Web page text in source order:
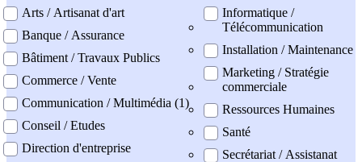
Arts / Artisanat d'art
Banque / Assurance
Bâtiment / Travaux Publics
Commerce / Vente
Communication / Multimédia (1)
Conseil / Etudes
Direction d'entreprise
Informatique /
Télécommunication
Installation / Maintenance
Marketing / Stratégie
commerciale
Ressources Humaines
Santé
Secrétariat / Assistanat